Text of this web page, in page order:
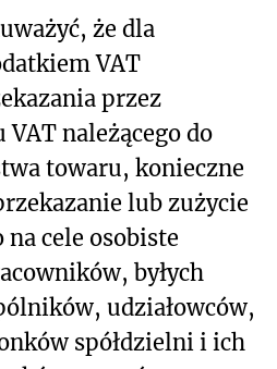
że dla
VAT
przez
należącego do
towaru, konieczne
lub zużycie
cele osobiste
byłych
udziałowców,
spółdzielni i ich